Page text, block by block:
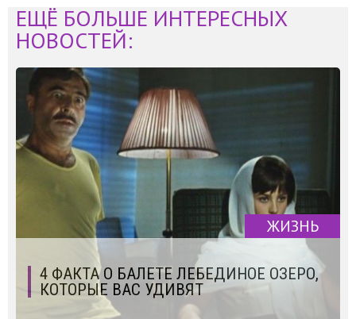
ЕЩЁ БОЛЬШЕ ИНТЕРЕСНЫХ
НОВОСТЕЙ:
ЖИЗНЬ
4 ФАКТА О БАЛЕТЕ ЛЕБЕДИНОЕ ОЗЕРО,
КОТОРЫЕ ВАС УДИВЯТ